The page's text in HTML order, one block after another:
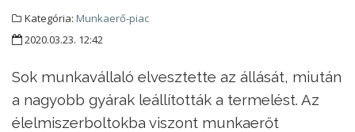
Kategória: Munkaerő-piac
2020.03.23. 12:42
Sok munkavállaló elvesztette az állását, miután
a nagyobb gyárak leállították a termelést. Az
élelmiszerboltokba viszont munkaerőt